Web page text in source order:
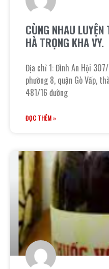
CÙNG NHAU
HÀ TRỌNG KHA VY.
Địa chỉ 1: Đình An Hội
phường 8, quận Gò Vấp,
481/16 đường
ĐỌC THÊM »